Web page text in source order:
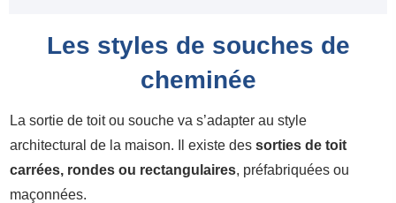
Les styles de souches de
cheminée
La sortie de toit ou souche va s’adapter au style
architectural de la maison. Il existe des sorties de toit
carrées, rondes ou rectangulaires, préfabriquées ou
maçonnées.